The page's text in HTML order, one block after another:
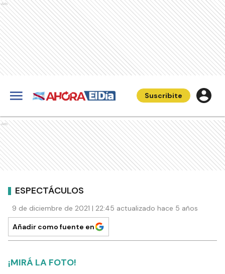
Ads
Suscribite
Ads
ESPECTÁCULOS
9 de diciembre de 2021 | 22:45 actualizado hace 5 años
Añadir como fuente en
¡MIRÁ LA FOTO!